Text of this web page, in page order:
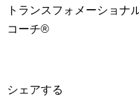
トランスフォメーショナ
コーチ®
シェアする